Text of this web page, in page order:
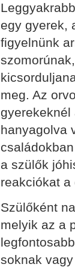
egy gyerek,
figyelnünk
meg. Az
gyerekeknél
hanyagolva
a szülők
reakciókat
Szülőként
melyik az a
soknak